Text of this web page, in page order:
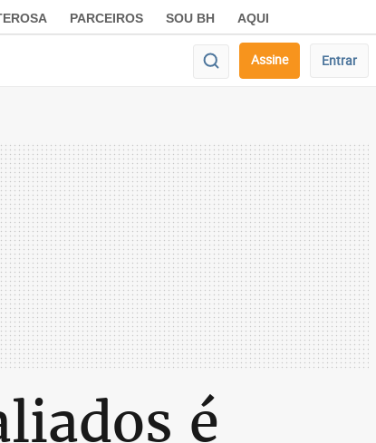
PARCEIROS SOU BH AQUI
Assine Entrar
é